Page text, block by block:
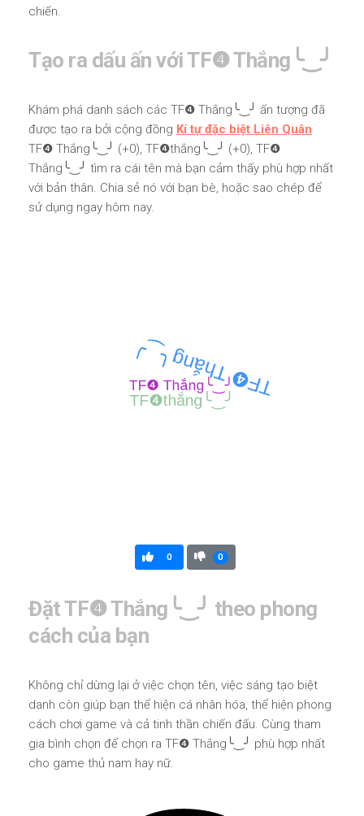
chiến.
Tạo ra dấu ấn với TF❹ Thắng╰‿╯
Khám phá danh sách các TF❹ Thắng╰‿╯ ấn tượng đã
được tạo ra bởi cộng đồng Kí tự đặc biệt Liên Quân
TF❹ Thắng╰‿╯ (+0), TF❹thắng╰‿╯ (+0), TF❹
Thắng╰‿╯ tìm ra cái tên mà bạn cảm thấy phù hợp nhất
với bản thân. Chia sẻ nó với bạn bè, hoặc sao chép để
sử dụng ngay hôm nay.
0 0
Đặt TF❹ Thắng╰‿╯ theo phong
cách của bạn
Không chỉ dừng lại ở việc chọn tên, việc sáng tạo biệt
danh còn giúp bạn thể hiện cá nhân hóa, thể hiện phong
cách chơi game và cả tinh thần chiến đấu. Cùng tham
gia bình chọn để chọn ra TF❹ Thắng╰‿╯ phù hợp nhất
cho game thủ nam hay nữ.